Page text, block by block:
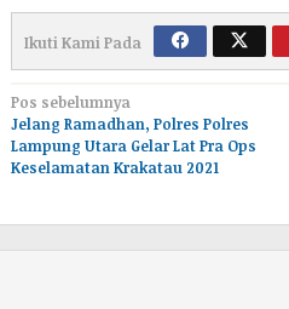
Ikuti Kami Pada
Navigasi
pos
Pos sebelumnya
Jelang Ramadhan, Polres Polres
Lampung Utara Gelar Lat Pra Ops
Keselamatan Krakatau 2021